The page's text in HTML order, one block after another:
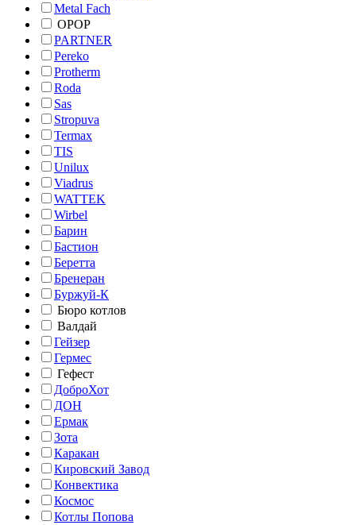
Metal Fach
OPOP
PARTNER
Pereko
Protherm
Roda
Sas
Stropuva
Termax
TIS
Unilux
Viadrus
WATTEK
Wirbel
Барин
Бастион
Беретта
Бренеран
Буржуй-К
Бюро котлов
Валдай
Гейзер
Гермес
Гефест
ДоброХот
ДОН
Ермак
Зота
Каракан
Кировский Завод
Конвектика
Космос
Котлы Попова